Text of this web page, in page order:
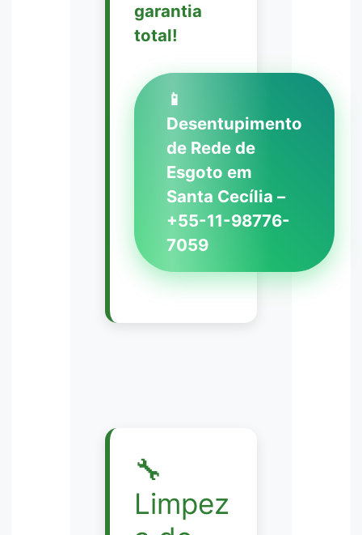
garantia
total!
📱
Desentupimento
de Rede de
Esgoto em
Santa Cecília –
+55-11-98776-
7059
🔧
Limpez